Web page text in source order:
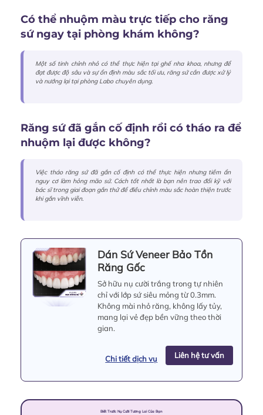
Có thể nhuộm màu trực tiếp cho răng
sứ ngay tại phòng khám không?
Một số tinh chỉnh nhỏ có thể thực hiện tại ghế nha khoa, nhưng để
đạt được độ sâu và sự ổn định màu sắc tối ưu, răng sứ cần được xử lý
và nướng lại tại phòng Labo chuyên dụng.
Răng sứ đã gắn cố định rồi có tháo ra để
nhuộm lại được không?
Việc tháo răng sứ đã gắn cố định có thể thực hiện nhưng tiềm ẩn
nguy cơ làm hỏng mão sứ. Cách tốt nhất là bạn nên trao đổi kỹ với
bác sĩ trong giai đoạn gắn thử để điều chỉnh màu sắc hoàn thiện trước
khi gắn vĩnh viễn.
Dán Sứ Veneer Bảo Tồn
Răng Gốc
Sở hữu nụ cười trắng trong tự nhiên
chỉ với lớp sứ siêu mỏng từ 0.3mm.
Không mài nhỏ răng, không lấy tủy,
mang lại vẻ đẹp bền vững theo thời
gian.
Chi tiết dịch vụ Liên hệ tư vấn
Biết Trước Nụ Cười Tương Lai Của Bạn